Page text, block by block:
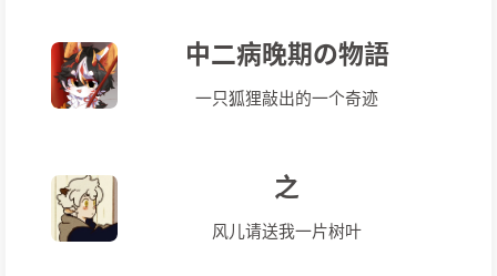
中二病晚期の物語
一只狐狸敲出的一个奇迹
之
风儿请送我一片树叶